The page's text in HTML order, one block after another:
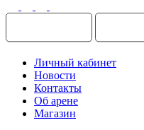
Личный кабинет
Новости
Контакты
Об арене
Магазин